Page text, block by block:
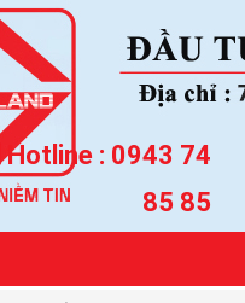
Hotline : 0943 74
85 85